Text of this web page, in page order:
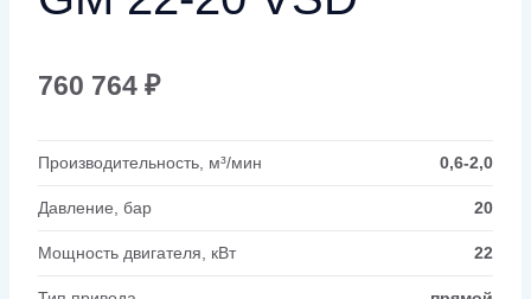
760 764 ₽
Производительность, м³/мин 0,6-2,0
Давление, бар 20
Мощность двигателя, кВт 22